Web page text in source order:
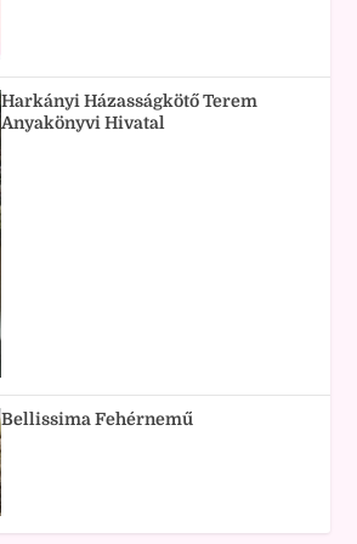
Harkányi Házasságkötő Terem
Anyakönyvi Hivatal
Bellissima Fehérnemű